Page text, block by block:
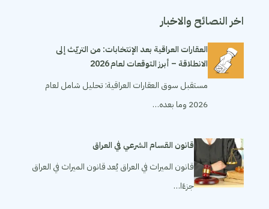
اخر النصائح والاخبار
العقارات العراقية بعد الإنتخابات: من التريّث إلى
الانطلاقة – أبرز التوقعات لعام 2026
مستقبل سوق العقارات العراقية: تحليل شامل لعام
2026 وما بعده…
قانون القسام الشرعي في العراق
قانون الميراث في العراق يُعد قانون الميراث في العراق
جزءًا…